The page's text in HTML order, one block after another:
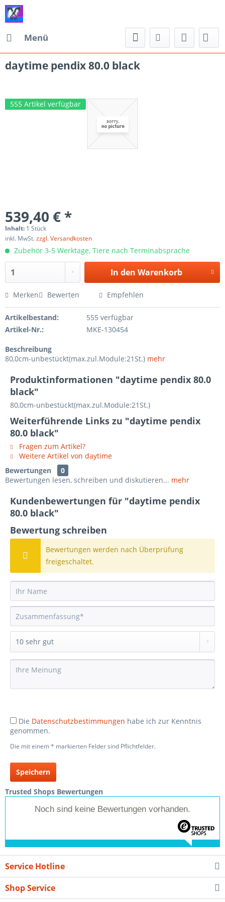
Menü
daytime pendix 80.0 black
555 Artikel verfügbar
539,40 € *
Inhalt: 1 Stück
inkl. MwSt.zzgl. Versandkosten
Zubehör 3-5 Werktage, Tiere nach Terminabsprache
In den Warenkorb
Merken Bewerten Empfehlen
Artikelbestand:
555 verfügbar
Artikel-Nr.:
MKE-130454
Beschreibung
80,0cm-unbestückt(max.zul.Module:21St.) mehr
Produktinformationen "daytime pendix 80.0
black"
80,0cm-unbestückt(max.zul.Module:21St.)
Weiterführende Links zu "daytime pendix
80.0 black"
Fragen zum Artikel?
Weitere Artikel von daytime
Bewertungen
0
Bewertungen lesen, schreiben und diskutieren... mehr
Kundenbewertungen für "daytime pendix
80.0 black"
Bewertung schreiben
Bewertungen werden nach Überprüfung
freigeschaltet.
Die Datenschutzbestimmungen habe ich zur Kenntnis
genommen.
Die mit einem * markierten Felder sind Pflichtfelder.
Speichern
Trusted Shops Bewertungen
Noch sind keine Bewertungen vorhanden.
Service Hotline
Shop Service